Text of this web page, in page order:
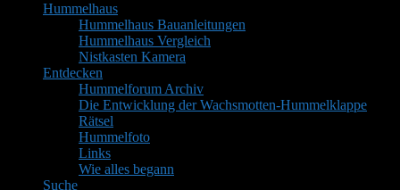
Hummelhaus
Hummelhaus Bauanleitungen
Hummelhaus Vergleich
Nistkasten Kamera
Entdecken
Hummelforum Archiv
Die Entwicklung der Wachsmotten-Hummelklappe
Rätsel
Hummelfoto
Links
Wie alles begann
Suche